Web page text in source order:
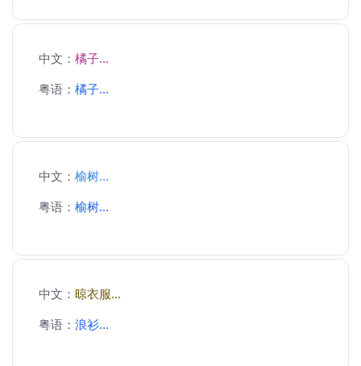
中文： 橘子...
粤语： 橘子...
中文： 榆树...
粤语： 榆树...
中文： 晾衣服...
粤语： 浪衫...